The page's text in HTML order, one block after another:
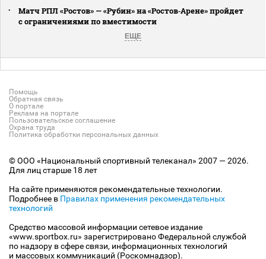
Матч РПЛ «Ростов» — «Рубин» на «Ростов‑Арене» пройдет
с ограничениями по вместимости
ЕЩЕ
Помощь
Обратная связь
О портале
Реклама на портале
Пользовательское соглашение
Охрана труда
Политика обработки персональных данных
© ООО «Национальный спортивный телеканал» 2007 — 2026.
Для лиц старше 18 лет
На сайте применяются рекомендательные технологии.
Подробнее в Правилах применения рекомендательных
технологий
Средство массовой информации сетевое издание
«www.sportbox.ru» зарегистрировано Федеральной службой
по надзору в сфере связи, информационных технологий
и массовых коммуникаций (Роскомнадзор).